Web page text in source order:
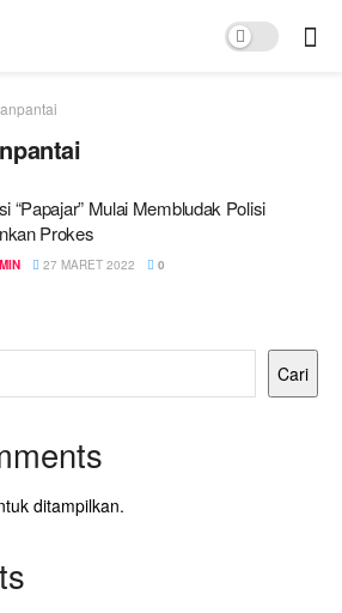
“Papajar” Mulai Membludak Polisi
Prokes
27 MARET 2022 0
Cari
ditampilkan.